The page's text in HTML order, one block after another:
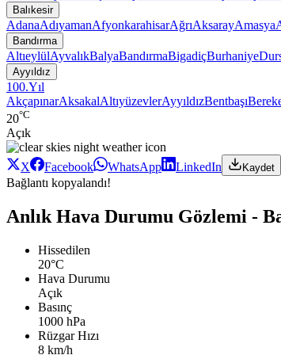
Balıkesir
AdanaAdıyamanAfyonkarahisarAğrıAksarayAmasya
Bandırma
AltıeylülAyvalıkBalyaBandırmaBigadiçBurhaniye
Ayyıldız
100.Yıl
AkçapınarAksakalAltıyüzevlerAyyıldızBentbaşı
20°C
Açık
X Facebook WhatsApp LinkedIn Kaydet
Bağlantı kopyalandı!
Anlık Hava Durumu Gözlemi -
Hissedilen
20°C
Hava Durumu
Açık
Basınç
1000 hPa
Rüzgar Hızı
8 km/h